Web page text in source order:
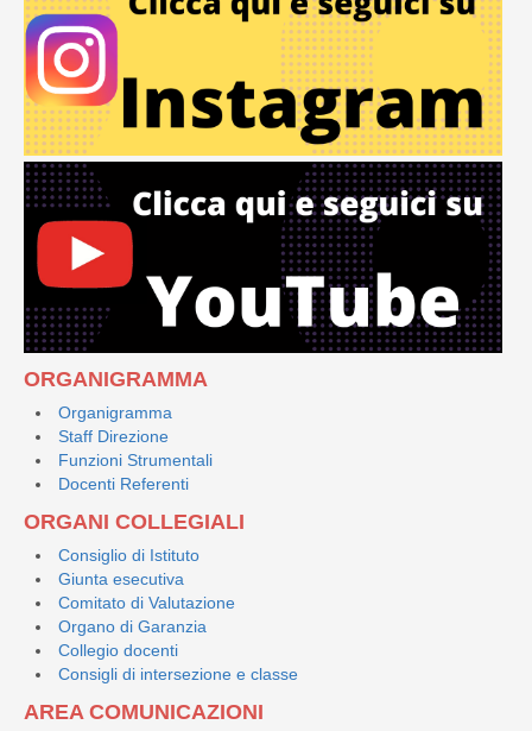
ORGANIGRAMMA
Organigramma
Staff Direzione
Funzioni Strumentali
Docenti Referenti
ORGANI COLLEGIALI
Consiglio di Istituto
Giunta esecutiva
Comitato di Valutazione
Organo di Garanzia
Collegio docenti
Consigli di intersezione e classe
AREA COMUNICAZIONI